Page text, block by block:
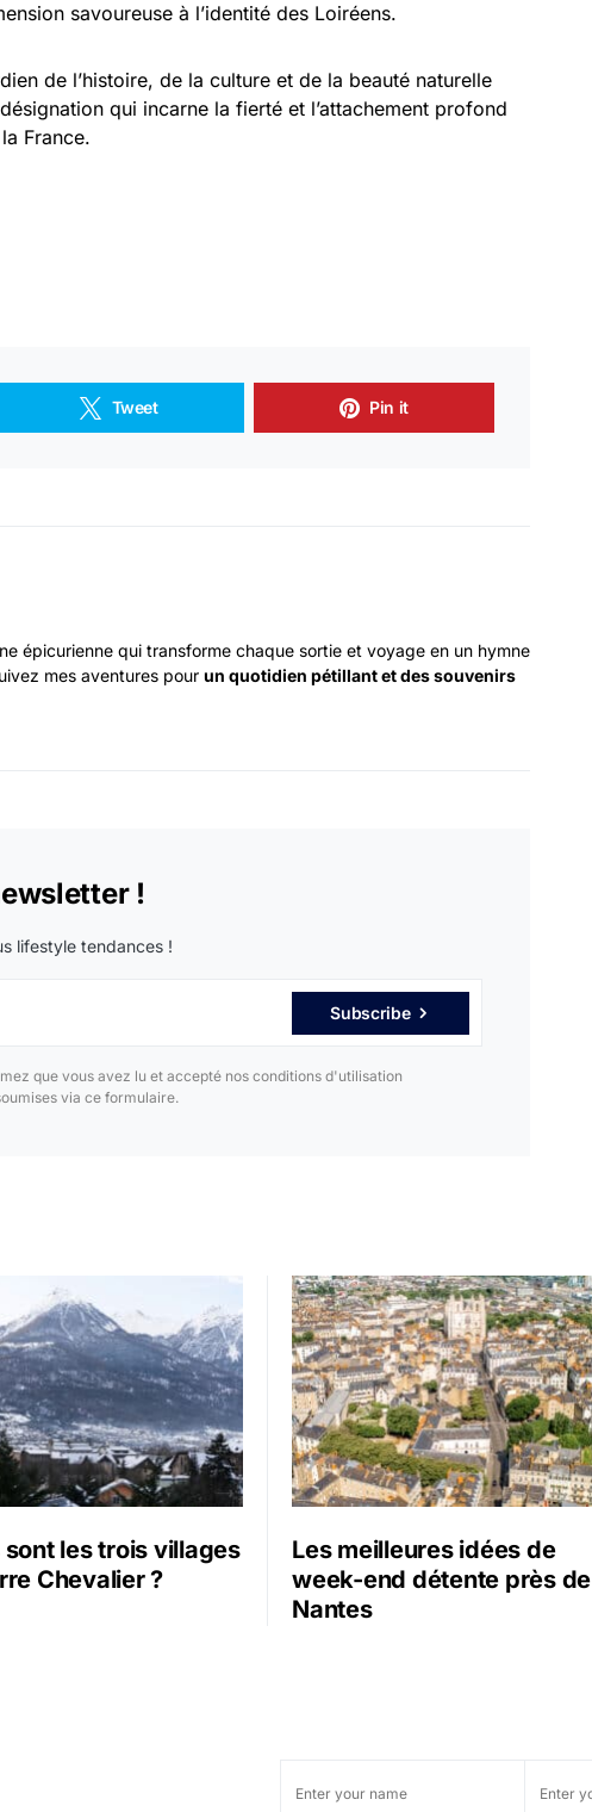
savoureuse à l’identité des Loiréens.
de l’histoire, de la culture et de la beauté naturelle
qui incarne la fierté et l’attachement profond
France.
Tweet Pin it
épicurienne qui transforme chaque sortie et voyage en un hymne
mes aventures pour un quotidien pétillant et des souvenirs
!
lifestyle tendances !
Subscribe
que vous avez lu et accepté nos conditions d'utilisation
via ce formulaire.
sont les trois villages
Chevalier ?
Les meilleures idées de
week-end détente près de
Nantes